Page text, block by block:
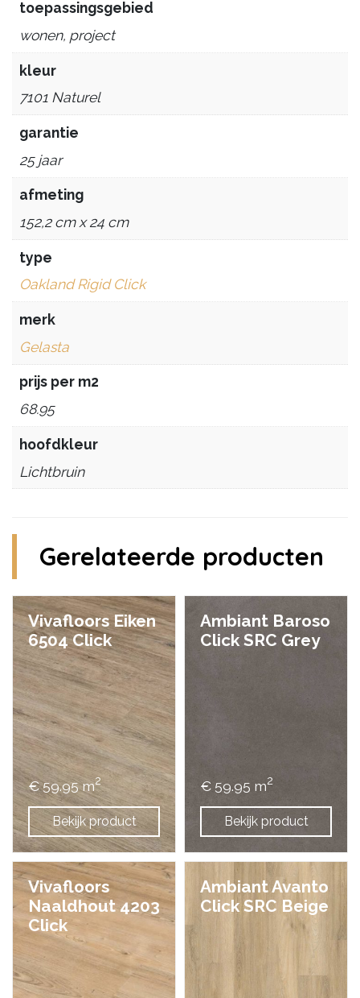
toepassingsgebied
wonen, project
kleur
7101 Naturel
garantie
25 jaar
afmeting
152,2 cm x 24 cm
type
Oakland Rigid Click
merk
Gelasta
prijs per m2
68.95
hoofdkleur
Lichtbruin
Gerelateerde producten
Vivafloors Eiken
6504 Click
Bekijk product
€ 59.95 m2
Ambiant Baroso
Click SRC Grey
Bekijk product
€ 59.95 m2
Vivafloors
Naaldhout 4203
Click
Ambiant Avanto
Click SRC Beige